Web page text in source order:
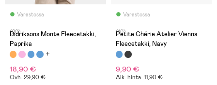
Varastossa
(20)
Didriksons Monte Fleecetakki,
Paprika
18,90 €
Ovh: 29,90 €
Varastossa
(10)
Petite Chérie Atelier Vienna
Fleecetakki, Navy
9,90 €
Aik. hinta: 11,90 €